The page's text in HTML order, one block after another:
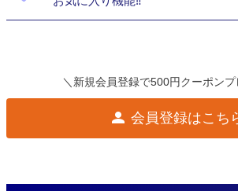
＼新規会員登録で500円クーポンプ
会員登録はこち